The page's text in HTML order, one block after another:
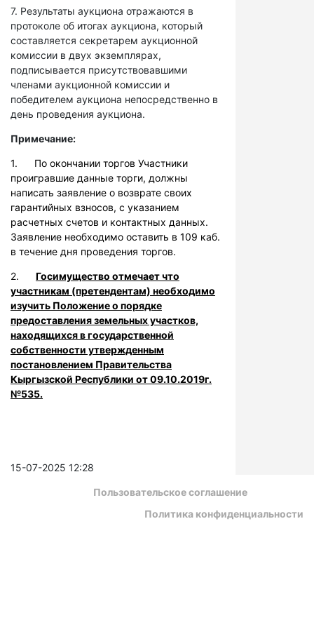
7. Результаты аукциона отражаются в
протоколе об итогах аукциона, который
составляется секретарем аукционной
комиссии в двух экземплярах,
подписывается присутствовавшими
членами аукционной комиссии и
победителем аукциона непосредственно в
день проведения аукциона.
Примечание:
1. По окончании торгов Участники
проигравшие данные торги, должны
написать заявление о возврате своих
гарантийных взносов, с указанием
расчетных счетов и контактных данных.
Заявление необходимо оставить в 109 каб.
в течение дня проведения торгов.
2. Госимущество отмечает что
участникам (претендентам) необходимо
изучить Положение о порядке
предоставления земельных участков,
находящихся в государственной
собственности утвержденным
постановлением Правительства
Кыргызской Республики от 09.10.2019г.
№535.
15-07-2025 12:28
Пользовательское соглашение
Политика конфиденциальности